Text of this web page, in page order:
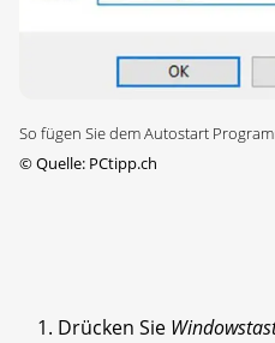
So fügen Sie dem Autostart
©Quelle: PCtipp.ch
Drücken Sie